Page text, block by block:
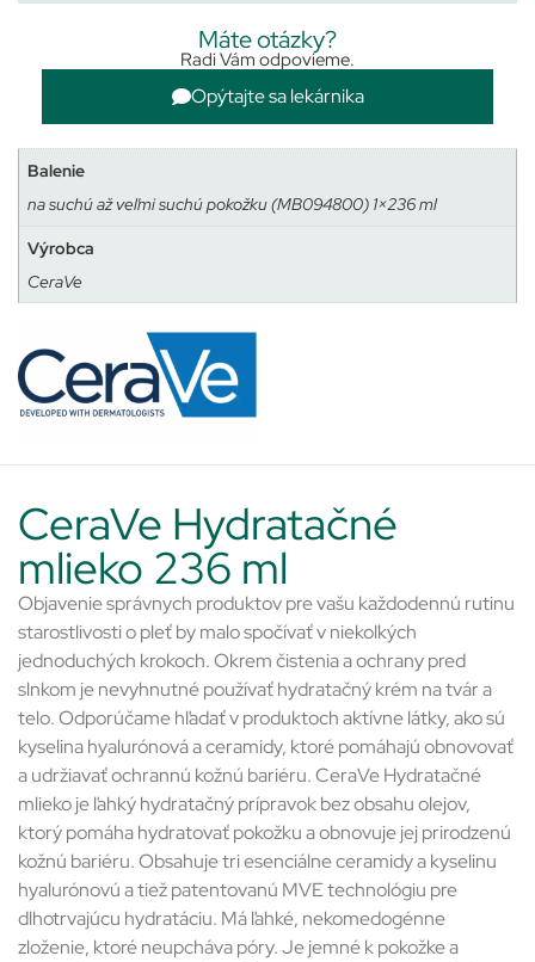
Máte otázky?
Radi Vám odpovieme.
Opýtajte sa lekárnika
Balenie
na suchú až veľmi suchú pokožku (MB094800) 1×236 ml
Výrobca
CeraVe
CeraVe Hydratačné
mlieko 236 ml
Objavenie správnych produktov pre vašu každodennú rutinu
starostlivosti o pleť by malo spočívať v niekoľkých
jednoduchých krokoch. Okrem čistenia a ochrany pred
slnkom je nevyhnutné používať hydratačný krém na tvár a
telo. Odporúčame hľadať v produktoch aktívne látky, ako sú
kyselina hyalurónová a ceramidy, ktoré pomáhajú obnovovať
a udržiavať ochrannú kožnú bariéru. CeraVe Hydratačné
mlieko je ľahký hydratačný prípravok bez obsahu olejov,
ktorý pomáha hydratovať pokožku a obnovuje jej prirodzenú
kožnú bariéru. Obsahuje tri esenciálne ceramidy a kyselinu
hyalurónovú a tiež patentovanú MVE technológiu pre
dlhotrvajúcu hydratáciu. Má ľahké, nekomedogénne
zloženie, ktoré neupcháva póry. Je jemné k pokožke a